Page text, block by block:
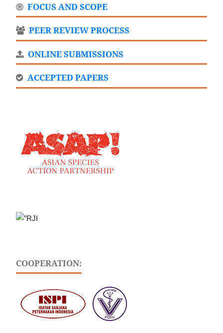
FOCUS AND SCOPE
PEER REVIEW PROCESS
ONLINE SUBMISSIONS
ACCEPTED PAPERS
COOPERATION: